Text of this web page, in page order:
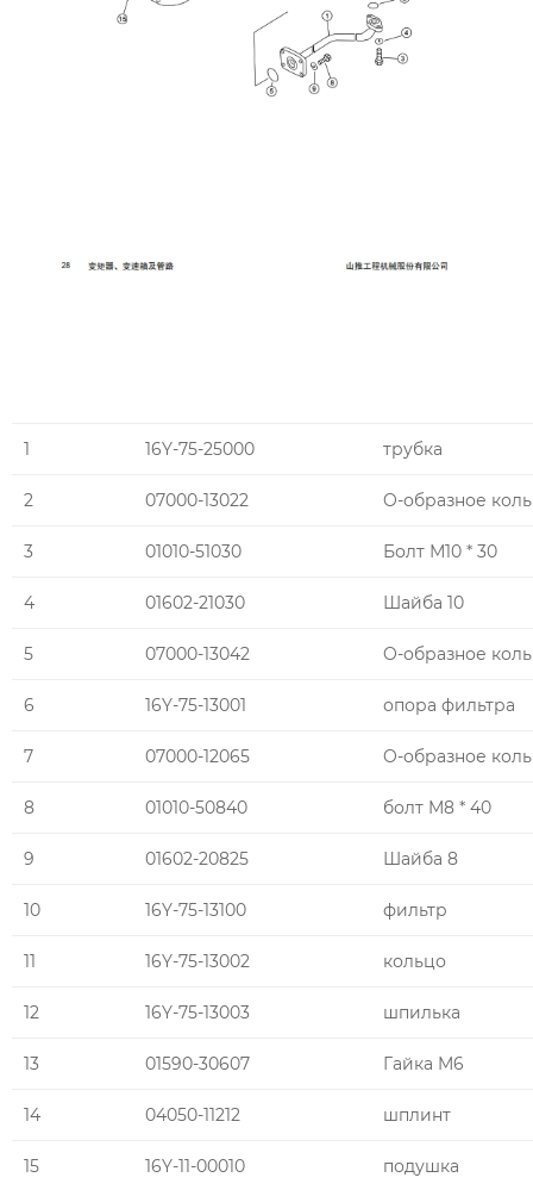
1 16Y-75-25000 трубка
2 07000-13022 O-образное
3 01010-51030 Болт М10 * 30
4 01602-21030 Шайба 10
5 07000-13042 O-образное
6 16Y-75-13001 опора фильтра
7 07000-12065 O-образное
8 01010-50840 болт M8 * 40
9 01602-20825 Шайба 8
10 16Y-75-13100 фильтр
11 16Y-75-13002 кольцо
12 16Y-75-13003 шпилька
13 01590-30607 Гайка M6
14 04050-11212 шплинт
15 16Y-11-00010 подушка